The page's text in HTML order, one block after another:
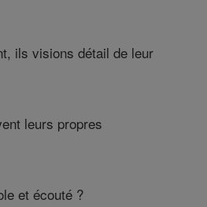
ils visions détail de leur
leurs propres
et écouté ?